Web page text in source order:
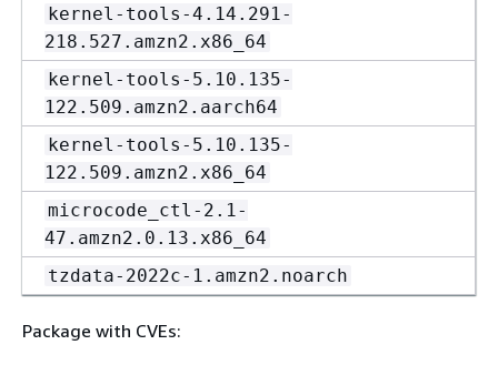
kernel-tools-4.14.291-
218.527.amzn2.x86_64
kernel-tools-5.10.135-
122.509.amzn2.aarch64
kernel-tools-5.10.135-
122.509.amzn2.x86_64
microcode_ctl-2.1-
47.amzn2.0.13.x86_64
tzdata-2022c-1.amzn2.noarch
Package with CVEs: